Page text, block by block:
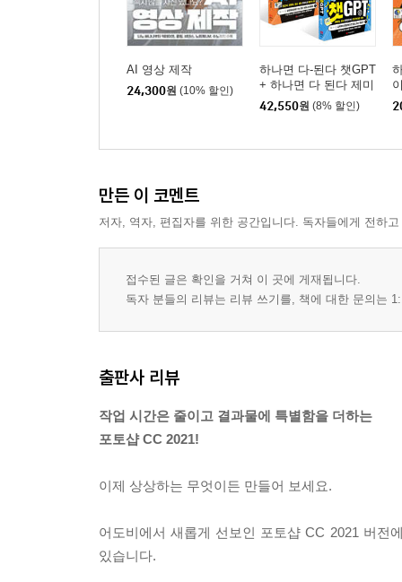
5 이미지 추출하여 바로 합성하기
혼자 해 보기 | 마스크를 이용한 이미지 합성하기
PART 5. 드로잉 도구를 이용하여 드로잉하기
2 Brush Settings 패널 살펴보기
4 브러시를 이용하여 일러스트 그리기
6 지우개 도구 사용하기
7 지우개 도구로 일부만 컬러로 만들기
10 유화 효과를 적용한 다음 히스토리 브러시 도구
02 | 고급 드로잉 도구 사용하기 → 스탬프 도구 / 힐
1 스탬프 도구로 특정 부분을 찍어내듯 복제하기
3 힐링 도구로 이미지 복원하고 불필요한 부분 제
5 콘텐츠 인식 이동 도구로 인물을 이동하며 배경
혼자 해 보기 | 드로잉 도구를 이용하여 유화 효과
AI 영상 제작
24,300원 (10% 할인)
하나면 다-된다 챗GPT
+ 하나면 다 된다 제미
나이 세트
42,550원 (8% 할인)
만든 이 코멘트
저자, 역자, 편집자를 위한 공간입니다. 독자들에게 전하
접수된 글은 확인을 거쳐 이 곳에 게재됩니다.
독자 분들의 리뷰는 리뷰 쓰기를, 책에 대한 문의는
출판사 리뷰
작업 시간은 줄이고 결과물에 특별함을 더하는
포토샵 CC 2021!
이제 상상하는 무엇이든 만들어 보세요.
어도비에서 새롭게 선보인 포토샵 CC 2021 버전
있습니다.